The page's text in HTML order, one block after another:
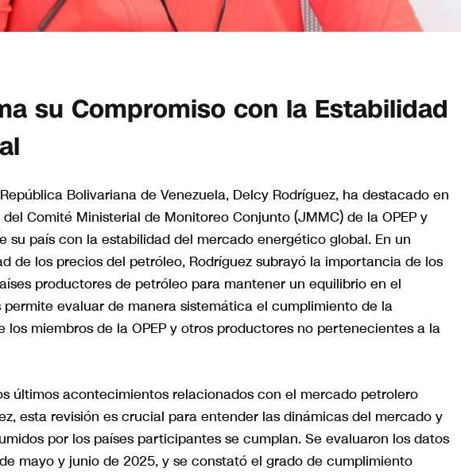
su Compromiso con la Estabilidad
Bolivariana de Venezuela, Delcy Rodríguez, ha destacado en
Comité Ministerial de Monitoreo Conjunto (JMMC) de la OPEP y
su país con la estabilidad del mercado energético global. En un
de los precios del petróleo, Rodríguez subrayó la importancia de los
productores de petróleo para mantener un equilibrio en el
evaluar de manera sistemática el cumplimiento de la
miembros de la OPEP y otros productores no pertenecientes a la
últimos acontecimientos relacionados con el mercado petrolero
esta revisión es crucial para entender las dinámicas del mercado y
por los países participantes se cumplan. Se evaluaron los datos
mayo y junio de 2025, y se constató el grado de cumplimiento